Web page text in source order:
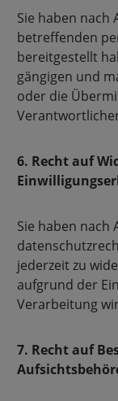
Sie haben nach
betreffenden
bereitgestellt
gängigen und
oder die
6. Recht auf
Sie haben nach
jederzeit zu
aufgrund der
Verarbeitung
7. Recht auf